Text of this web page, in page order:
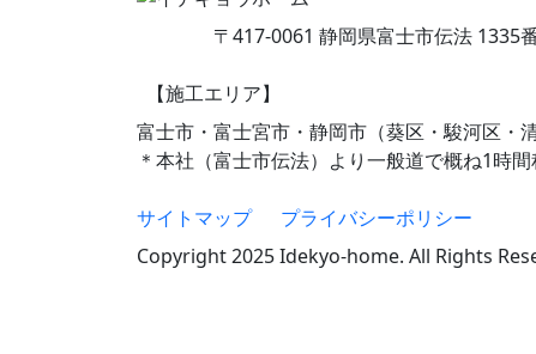
〒417-0061 静岡県富士市伝法 1335
【施工エリア】
富士市・富士宮市・静岡市（葵区・駿河区・
＊本社（富士市伝法）より一般道で概ね1時
サイトマップ
プライバシーポリシー
Copyright 2025 Idekyo-home. All Rights